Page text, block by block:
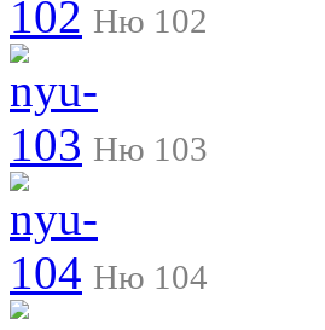
Ню 102
Ню 103
Ню 104